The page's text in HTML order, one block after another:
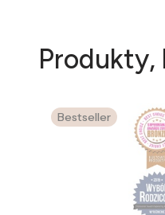
Produkty,
Bestseller